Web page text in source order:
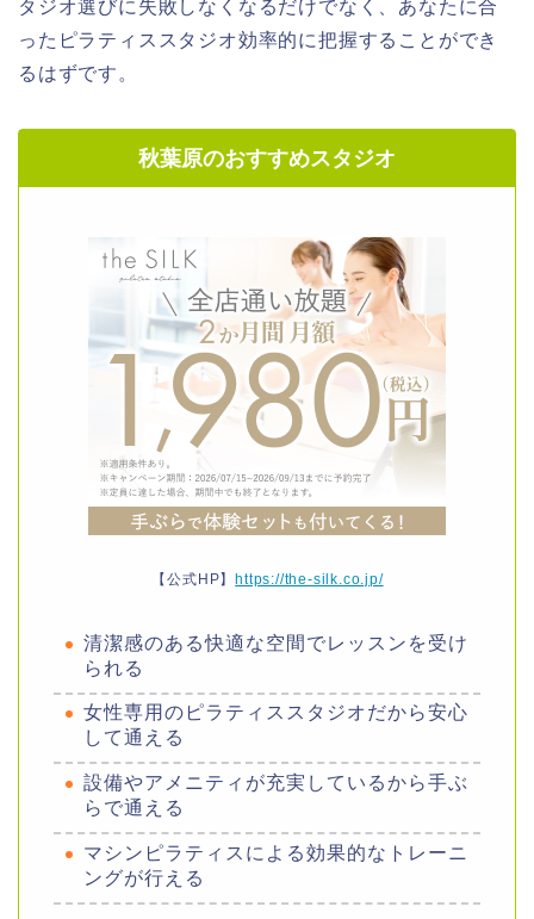
タジオ選びに失敗しなくなるだけでなく、あなたに合
ったピラティススタジオ効率的に把握することができ
るはずです。
秋葉原のおすすめスタジオ
【公式HP】https://the-silk.co.jp/
清潔感のある快適な空間でレッスンを受け
られる
女性専用のピラティススタジオだから安心
して通える
設備やアメニティが充実しているから手ぶ
らで通える
マシンピラティスによる効果的なトレーニ
ングが行える